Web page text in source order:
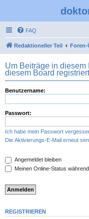
FAQ
Redaktioneller Teil Foren-
Um Beiträge in diesem
diesem Board
Benutzername:
Passwort:
Ich habe mein Passwort
Die Aktivierungs-E-Mail erneut
Angemeldet bleiben
Meinen Online-Status
REGISTRIEREN